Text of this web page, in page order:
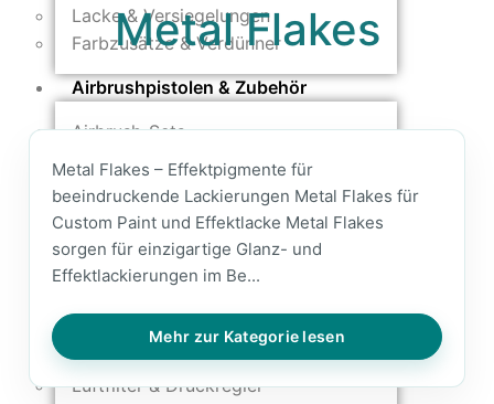
Lacke & Versiegelungen
Farbzusätze & Verdünner
Airbrushpistolen & Zubehör
Airbrush-Sets
Airbrush-Pistolen
Düsen & Nadeln
Ersatzteile & Tuning
Kompressoren & Lufttechnik
Schläuche & Kupplungen
Anschlüsse & Verschraubungen
Luftfilter & Druckregler
Metal Flakes
Metal Flakes – Effektpigmente für
beeindruckende Lackierungen Metal Flakes für
Custom Paint und Effektlacke Metal Flakes
sorgen für einzigartige Glanz- und
Effektlackierungen im Be...
Mehr zur Kategorie lesen